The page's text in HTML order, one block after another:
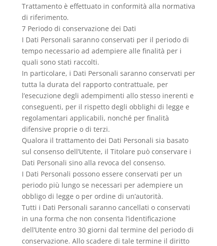
Trattamento è effettuato in conformità alla normativa
di riferimento.
7 Periodo di conservazione dei Dati
I Dati Personali saranno conservati per il periodo di
tempo necessario ad adempiere alle finalità per i
quali sono stati raccolti.
In particolare, i Dati Personali saranno conservati per
tutta la durata del rapporto contrattuale, per
l’esecuzione degli adempimenti allo stesso inerenti e
conseguenti, per il rispetto degli obblighi di legge e
regolamentari applicabili, nonché per finalità
difensive proprie o di terzi.
Qualora il trattamento dei Dati Personali sia basato
sul consenso dell’Utente, il Titolare può conservare i
Dati Personali sino alla revoca del consenso.
I Dati Personali possono essere conservati per un
periodo più lungo se necessari per adempiere un
obbligo di legge o per ordine di un’autorità.
Tutti i Dati Personali saranno cancellati o conservati
in una forma che non consenta l’identificazione
dell’Utente entro 30 giorni dal termine del periodo di
conservazione. Allo scadere di tale termine il diritto